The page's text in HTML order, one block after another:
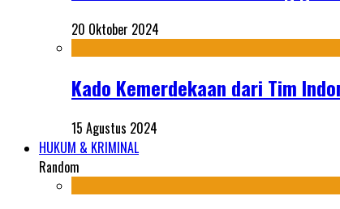
20 Oktober 2024
Kado Kemerdekaan dari Tim
15 Agustus 2024
HUKUM & KRIMINAL
Random